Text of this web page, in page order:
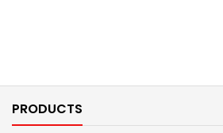
PRODUCTS